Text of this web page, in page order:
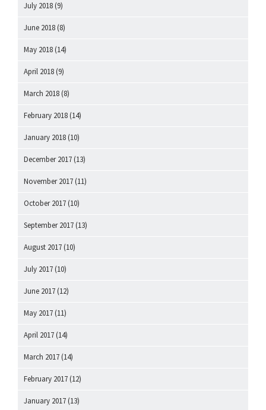
July 2018 (9)
June 2018 (8)
May 2018 (14)
April 2018 (9)
March 2018 (8)
February 2018 (14)
January 2018 (10)
December 2017 (13)
November 2017 (11)
October 2017 (10)
September 2017 (13)
August 2017 (10)
July 2017 (10)
June 2017 (12)
May 2017 (11)
April 2017 (14)
March 2017 (14)
February 2017 (12)
January 2017 (13)